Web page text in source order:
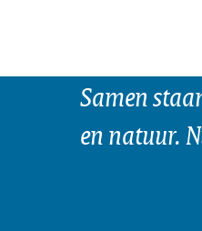
Samen
en natuur.